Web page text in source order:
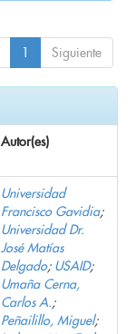
1 Siguiente
Autor(es)
Universidad
Francisco Gavidia;
Universidad Dr.
José Matías
Delgado; USAID;
Umaña Cerna,
Carlos A.;
Peñailillo, Miguel;